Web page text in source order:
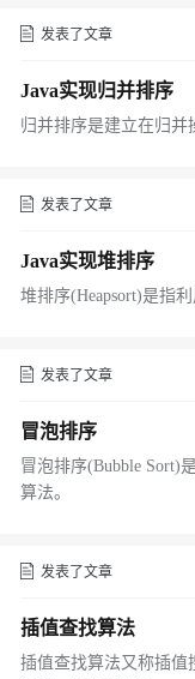
发表了文章
Java实现归并排序
归并排序是建立在归并
发表了文章
Java实现堆排序
堆排序(Heapsort)是指
发表了文章
冒泡排序
冒泡排序(Bubble Sort)
算法。
发表了文章
插值查找算法
插值查找算法又称插值